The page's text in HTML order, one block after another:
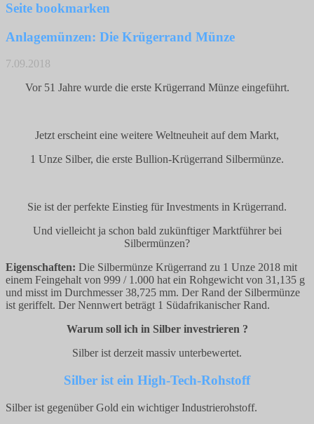
Seite bookmarken
Anlagemünzen: Die Krügerrand Münze
7.09.2018
Vor 51 Jahre wurde die erste Krügerrand Münze eingeführt.
Jetzt erscheint eine weitere Weltneuheit auf dem Markt,
1 Unze Silber, die erste Bullion-Krügerrand Silbermünze.
Sie ist der perfekte Einstieg für Investments in Krügerrand.
Und vielleicht ja schon bald zukünftiger Marktführer bei
Silbermünzen?
Eigenschaften: Die Silbermünze Krügerrand zu 1 Unze 2018 mit
einem Feingehalt von 999 / 1.000 hat ein Rohgewicht von 31,135 g
und misst im Durchmesser 38,725 mm. Der Rand der Silbermünze
ist geriffelt. Der Nennwert beträgt 1 Südafrikanischer Rand.
Warum soll ich in Silber investrieren ?
Silber ist derzeit massiv unterbewertet.
Silber ist ein High-Tech-Rohstoff
Silber ist gegenüber Gold ein wichtiger Industrierohstoff.